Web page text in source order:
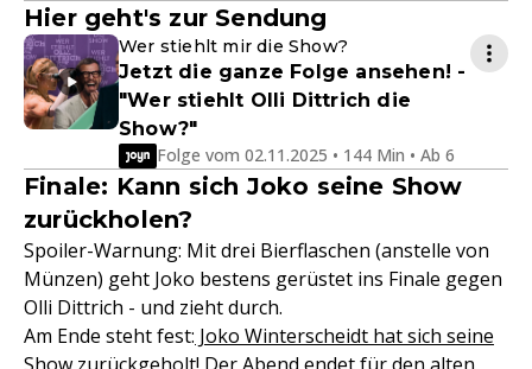
Hier geht's zur Sendung
Wer stiehlt mir die Show?
Jetzt die ganze Folge ansehen! -
"Wer stiehlt Olli Dittrich die
Show?"
Folge vom 02.11.2025 • 144 Min • Ab 6
Finale: Kann sich Joko seine Show
zurückholen?
Spoiler-Warnung: Mit drei Bierflaschen (anstelle von
Münzen) geht Joko bestens gerüstet ins Finale gegen
Olli Dittrich - und zieht durch.
Am Ende steht fest: Joko Winterscheidt hat sich seine
Show zurückgeholt! Der Abend endet für den alten